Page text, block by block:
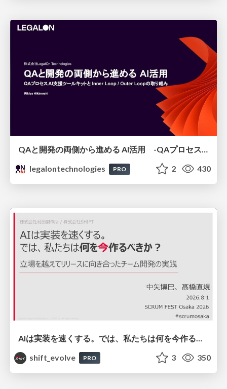
QAと開発の両側から進める AI活用 -QAプロセスAI支援ツールキットと Inner Loop / Outer Loopの取り組み-
legalontechnologies
PRO 2 430
shift_evolve
PRO 3 350